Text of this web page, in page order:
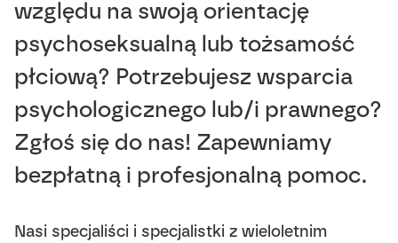
względu na swoją orientację
psychoseksualną lub tożsamość
płciową? Potrzebujesz wsparcia
psychologicznego lub/i prawnego?
Zgłoś się do nas! Zapewniamy
bezpłatną i profesjonalną pomoc.
Nasi specjaliści i specjalistki z wieloletnim